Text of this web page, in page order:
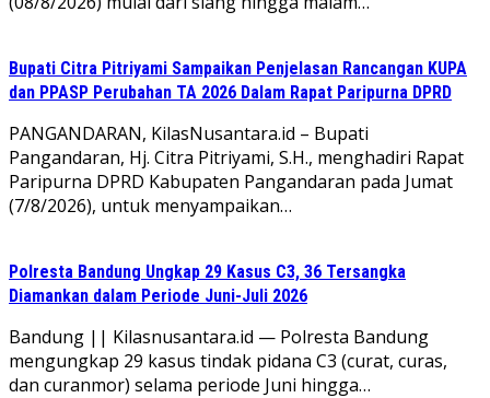
Bupati Citra Pitriyami Sampaikan Penjelasan Rancangan KUPA
dan PPASP Perubahan TA 2026 Dalam Rapat Paripurna DPRD
PANGANDARAN, KilasNusantara.id – Bupati
Pangandaran, Hj. Citra Pitriyami, S.H., menghadiri Rapat
Paripurna DPRD Kabupaten Pangandaran pada Jumat
(7/8/2026), untuk menyampaikan…
Polresta Bandung Ungkap 29 Kasus C3, 36 Tersangka
Diamankan dalam Periode Juni-Juli 2026
Bandung || Kilasnusantara.id — Polresta Bandung
mengungkap 29 kasus tindak pidana C3 (curat, curas,
dan curanmor) selama periode Juni hingga…